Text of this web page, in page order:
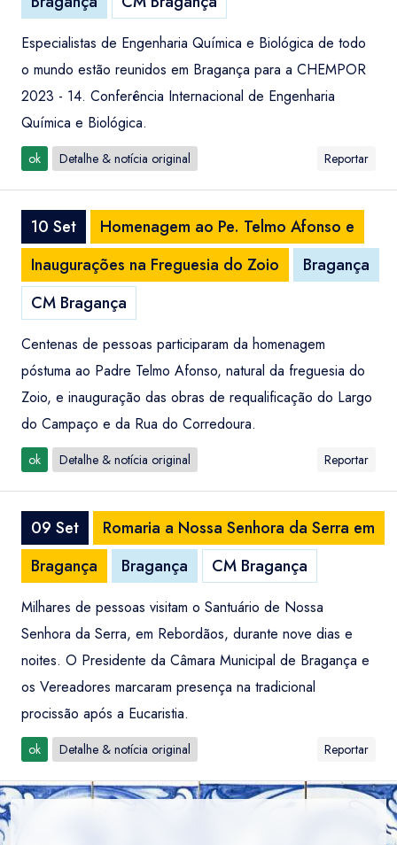
Especialistas de Engenharia Química e Biológica de todo
o mundo estão reunidos em Bragança para a CHEMPOR
2023 - 14. Conferência Internacional de Engenharia
Química e Biológica.
ok Detalhe & notícia original Reportar
10 Set
Homenagem ao Pe. Telmo Afonso e
Inaugurações na Freguesia do Zoio
Bragança
CM Bragança
Centenas de pessoas participaram da homenagem
póstuma ao Padre Telmo Afonso, natural da freguesia do
Zoio, e inauguração das obras de requalificação do Largo
do Campaço e da Rua do Corredoura.
ok Detalhe & notícia original Reportar
09 Set
Romaria a Nossa Senhora da Serra em
Bragança
Bragança CM Bragança
Milhares de pessoas visitam o Santuário de Nossa
Senhora da Serra, em Rebordãos, durante nove dias e
noites. O Presidente da Câmara Municipal de Bragança e
os Vereadores marcaram presença na tradicional
procissão após a Eucaristia.
ok Detalhe & notícia original Reportar